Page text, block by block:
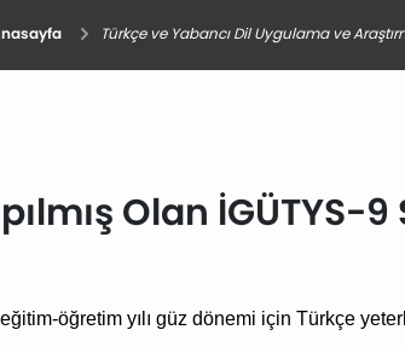
Türkçe ve Yabancı Dil Uygulama ve
Olan İGÜTYS-
öğretim yılı güz dönemi için Türkçe